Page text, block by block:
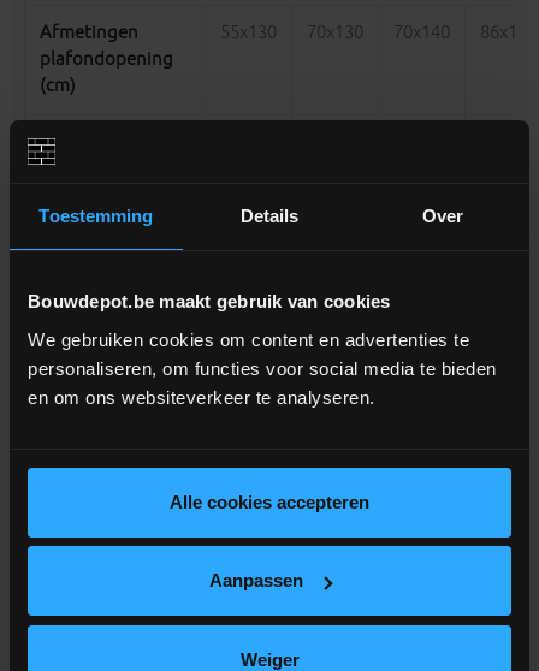
Toestemming Details Over
Bouwdepot.be maakt gebruik van cookies
We gebruiken cookies om content en advertenties te
personaliseren, om functies voor social media te bieden
en om ons websiteverkeer te analyseren.
Alle cookies accepteren
Aanpassen
Weiger
Afmetingen
plafondopening
(cm)
55x130 70x130 70x140 86x130
Buitenafmetingen
kast (cm)
Plafondhoogte
"H" (cm)
Min.
plafondhoogte*
(cm)
242
ladder uit te
vouwen "X" (cm)
Benodigde ruimte
178